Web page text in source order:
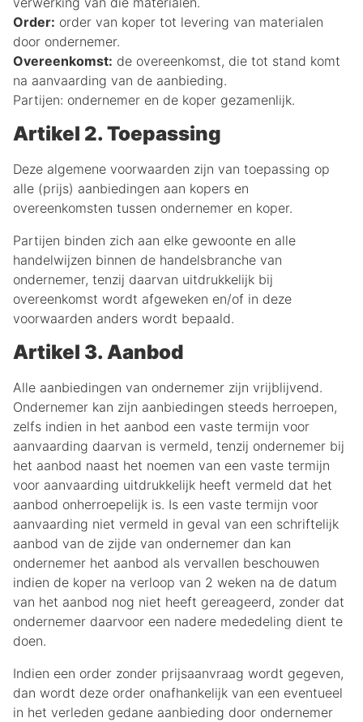
Order: order van koper tot levering van materialen
door ondernemer.
Overeenkomst: de overeenkomst, die tot stand komt
na aanvaarding van de aanbieding.
Partijen: ondernemer en de koper gezamenlijk.
Artikel 2. Toepassing
Deze algemene voorwaarden zijn van toepassing op
alle (prijs) aanbiedingen aan kopers en
overeenkomsten tussen ondernemer en koper.
Partijen binden zich aan elke gewoonte en alle
handelwijzen binnen de handelsbranche van
ondernemer, tenzij daarvan uitdrukkelijk bij
overeenkomst wordt afgeweken en/of in deze
voorwaarden anders wordt bepaald.
Artikel 3. Aanbod
Alle aanbiedingen van ondernemer zijn vrijblijvend.
Ondernemer kan zijn aanbiedingen steeds herroepen,
zelfs indien in het aanbod een vaste termijn voor
aanvaarding daarvan is vermeld, tenzij ondernemer bij
het aanbod naast het noemen van een vaste termijn
voor aanvaarding uitdrukkelijk heeft vermeld dat het
aanbod onherroepelijk is. Is een vaste termijn voor
aanvaarding niet vermeld in geval van een schriftelijk
aanbod van de zijde van ondernemer dan kan
ondernemer het aanbod als vervallen beschouwen
indien de koper na verloop van 2 weken na de datum
van het aanbod nog niet heeft gereageerd, zonder dat
ondernemer daarvoor een nadere mededeling dient te
doen.
Indien een order zonder prijsaanvraag wordt gegeven,
dan wordt deze order onafhankelijk van een eventueel
in het verleden gedane aanbieding door ondernemer